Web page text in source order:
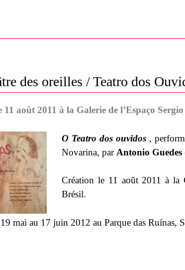
des oreilles / Teatro dos
11 août 2011 à la Galerie de l’Espaço
O Teatro dos ouvidos ,
Novarina, par Antonio Guedes
Création le 11 août 2011 à la
Brésil.
mai au 17 juin 2012 au Parque das Ruínas,